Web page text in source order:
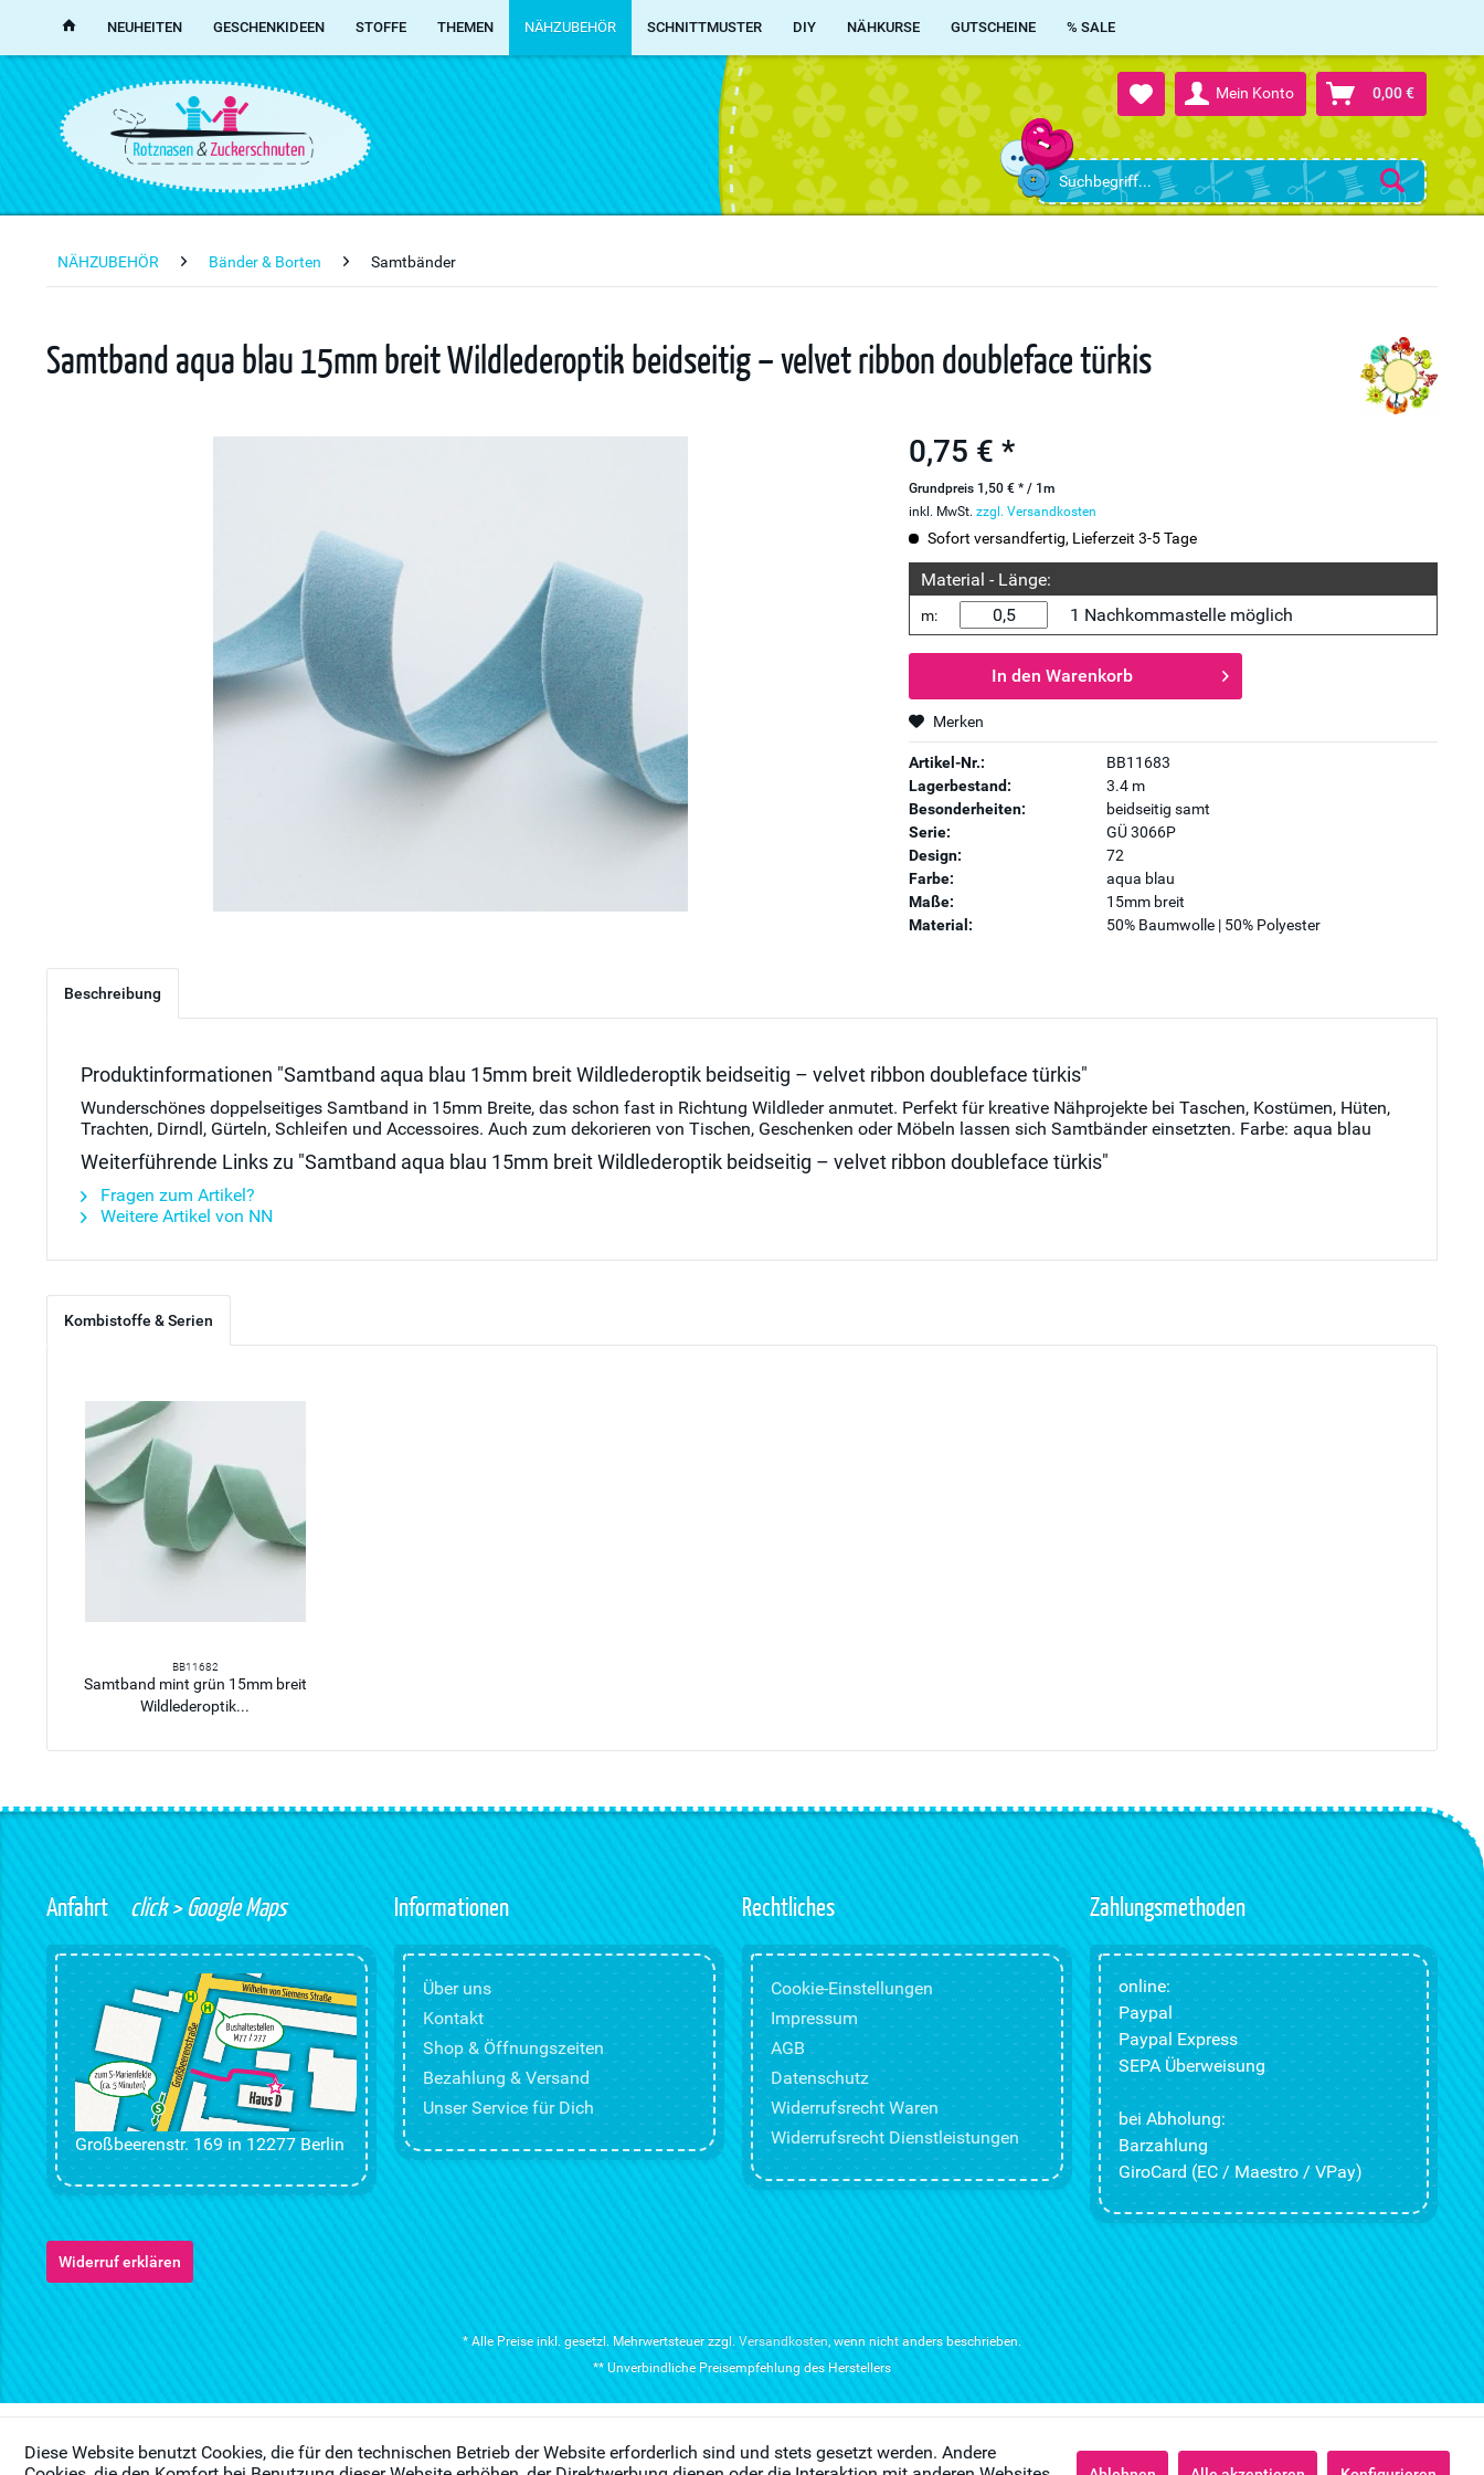
Mein Konto 0,00 €
NEUHEITEN GESCHENKIDEEN STOFFE THEMEN NÄHZUBEHÖR SCHNITTMUSTER DIY NÄHKURSE GUTSCHEINE % SALE
NÄHZUBEHÖR Bänder & Borten Samtbänder
Samtband aqua blau 15mm breit Wildlederoptik beidseitig – velvet ribbon doubleface türkis
0,75 € *
Grundpreis 1,50 € * / 1m
inkl. MwSt.zzgl. Versandkosten
Sofort versandfertig, Lieferzeit 3-5 Tage
Material - Länge:
m: 1 Nachkommastelle möglich
In den Warenkorb
Merken
Artikel-Nr.:
BB11683
Lagerbestand:
3.4 m
Besonderheiten:
beidseitig samt
Serie:
GÜ 3066P
Design:
72
Farbe:
aqua blau
Maße:
15mm breit
Material:
50% Baumwolle | 50% Polyester
Beschreibung
Produktinformationen "Samtband aqua blau 15mm breit Wildlederoptik beidseitig – velvet ribbon doubleface türkis"
Wunderschönes doppelseitiges Samtband in 15mm Breite, das schon fast in Richtung Wildleder anmutet. Perfekt für kreative Nähprojekte bei Taschen, Kostümen, Hüten,
Trachten, Dirndl, Gürteln, Schleifen und Accessoires. Auch zum dekorieren von Tischen, Geschenken oder Möbeln lassen sich Samtbänder einsetzten. Farbe: aqua blau
Weiterführende Links zu "Samtband aqua blau 15mm breit Wildlederoptik beidseitig – velvet ribbon doubleface türkis"
Fragen zum Artikel?
Weitere Artikel von NN
Kombistoffe & Serien
BB11682
Samtband mint grün 15mm breit
Wildlederoptik...
Anfahrt click > Google Maps
Großbeerenstr. 169 in 12277 Berlin
Informationen
Über uns
Kontakt
Shop & Öffnungszeiten
Bezahlung & Versand
Unser Service für Dich
Rechtliches
Cookie-Einstellungen
Impressum
AGB
Datenschutz
Widerrufsrecht Waren
Widerrufsrecht Dienstleistungen
Zahlungsmethoden
online:
Paypal
Paypal Express
SEPA Überweisung
bei Abholung:
Barzahlung
GiroCard (EC / Maestro / VPay)
Widerruf erklären
* Alle Preise inkl. gesetzl. Mehrwertsteuer zzgl. Versandkosten, wenn nicht anders beschrieben.
** Unverbindliche Preisempfehlung des Herstellers
Diese Website benutzt Cookies, die für den technischen Betrieb der Website erforderlich sind und stets gesetzt werden. Andere